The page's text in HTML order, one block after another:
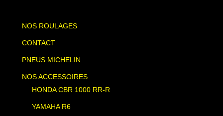
NOS ROULAGES
CONTACT
PNEUS MICHELIN
NOS ACCESSOIRES
HONDA CBR 1000 RR-R
YAMAHA R6